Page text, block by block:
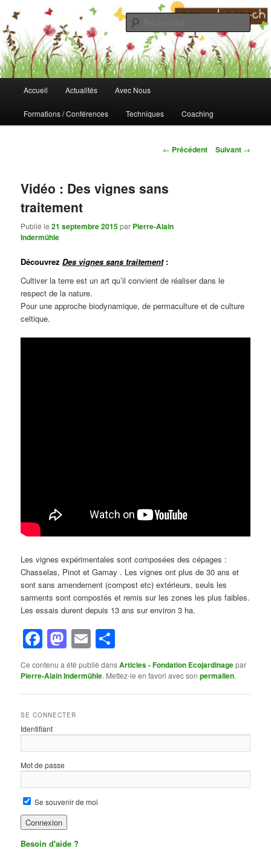
contenu
principalFondation Ecojardinage
principal
Accueil Actualités Avec Nous
Formations / Conférences Techniques Coaching
Navigation
← Précédent Suivant →
Vidéo : Des vignes sans
traitement
Publié le21 septembre 2015par Pierre-Alain
Indermühle
DécouvrezDes vignes sans traitement:
Cultiver la terre est un art qu’il convient de réaliser dans le
respect de la nature.
Pour une approche biodynamique, de permaculture et de culture
celtique.
Les vignes expérimentales sont composées des cépages :
Chasselas, Pinot et Gamay . Les vignes ont plus de 30 ans et
sont sans amendement (compost etc) extérieurs, seuls les
sarments sont compostés et remis sur les zones les plus faibles.
Les essais durent depuis 13 ans sur environ 3 ha.
Facebook
Mastodon
Email
Ce contenu a été publié dansArticles - Fondation Ecojardinagepar
Pierre-Alain Indermühle. Mettez-le en favori avec sonpermalien.
SE CONNECTER
Identifiant
Mot de passe
Se souvenir de moi
Besoin d'aide ?